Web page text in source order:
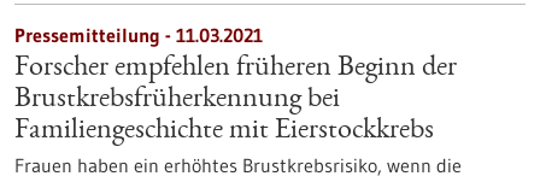
Pressemitteilung - 11.03.2021
Forscher empfehlen früheren Beginn der
Brustkrebsfrüherkennung bei
Familiengeschichte mit Eierstockkrebs
Frauen haben ein erhöhtes Brustkrebsrisiko, wenn die